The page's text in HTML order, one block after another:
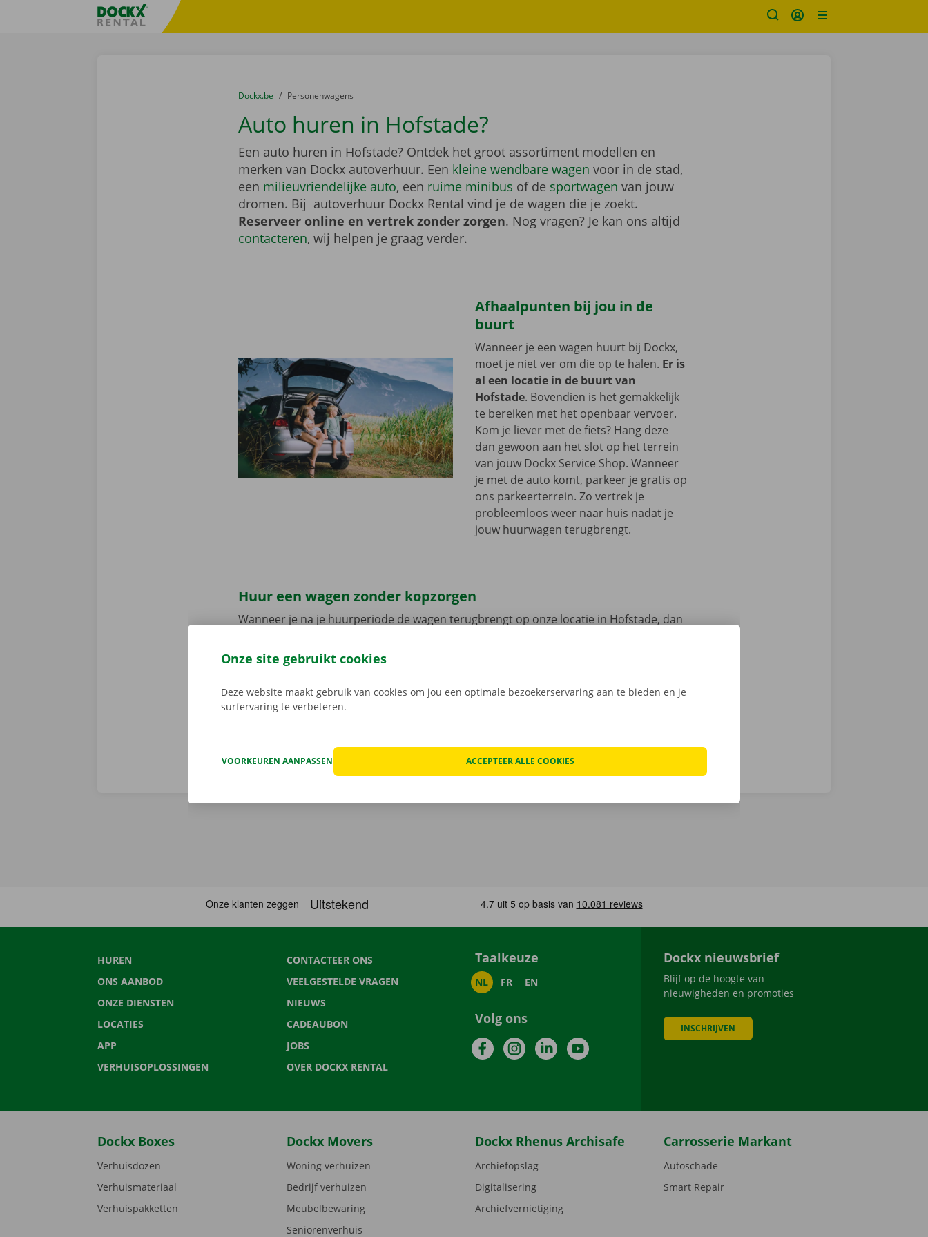
Taalselectie overslaanFratello DEMO
U bevindt zich hier:
van
Dockx.be naar
Personenwagens
Auto huren in Hofstade?
Een auto huren in Hofstade? Ontdek het groot assortiment modellen en
merken van Dockx autoverhuur. Een kleine wendbare wagen voor in de stad,
een milieuvriendelijke auto, een ruime minibus of de sportwagen van jouw
dromen. Bij autoverhuur Dockx Rental vind je de wagen die je zoekt.
Reserveer online en vertrek zonder zorgen. Nog vragen? Je kan ons altijd
contacteren, wij helpen je graag verder.
Afhaalpunten bij jou in de
buurt
Wanneer je een wagen huurt bij Dockx,
moet je niet ver om die op te halen. Er is
al een locatie in de buurt van
Hofstade. Bovendien is het gemakkelijk
te bereiken met het openbaar vervoer.
Kom je liever met de fiets? Hang deze
dan gewoon aan het slot op het terrein
van jouw Dockx Service Shop. Wanneer
je met de auto komt, parkeer je gratis op
ons parkeerterrein. Zo vertrek je
probleemloos weer naar huis nadat je
jouw huurwagen terugbrengt.
Huur een wagen zonder kopzorgen
Wanneer je na je huurperiode de wagen terugbrengt op onze locatie in Hofstade, dan
persoonlijke service dragen we hoog in het vaandel.
voorhand samen de schade aan de auto. Je geniet bij technische problemen ook 24/7
van pechverhelping binnen heel Europa. Zo geraak je altijd veilig thuis.
HUREN
ONS AANBOD
ONZE DIENSTEN
LOCATIES
APP
VERHUISOPLOSSINGEN
CONTACTEER ONS
VEELGESTELDE VRAGEN
NIEUWS
CADEAUBON
JOBS
OVER DOCKX RENTAL
Taalkeuze
NL FR EN
Volg ons
FacebookInstagramLinkedInYouTube
Dockx nieuwsbrief
Blijf op de hoogte van
nieuwigheden en promoties
INSCHRIJVEN
Dockx Boxes
Verhuisdozen
Verhuismateriaal
Verhuispakketten
Dockx Movers
Woning verhuizen
Bedrijf verhuizen
Meubelbewaring
Seniorenverhuis
Dockx Rhenus Archisafe
Archiefopslag
Digitalisering
Archiefvernietiging
Carrosserie Markant
Autoschade
Smart Repair
Onze site gebruikt cookies
Deze website maakt gebruik van cookies om jou een optimale bezoekerservaring aan te bieden en je
surfervaring te verbeteren.
VOORKEUREN AANPASSEN ACCEPTEER ALLE COOKIES